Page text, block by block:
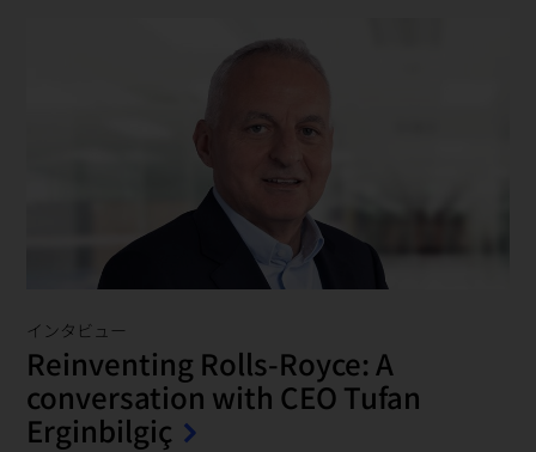
インタビュー
Reinventing Rolls-Royce: A
conversation with CEO Tufan
Erginbilgiç